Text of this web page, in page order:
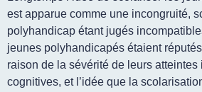
La lettre
Ressources
est apparue comme une incongruité,
polyhandicap étant jugés
jeunes polyhandicapés étaient
raison de la sévérité de leurs
cognitives, et l’idée que la